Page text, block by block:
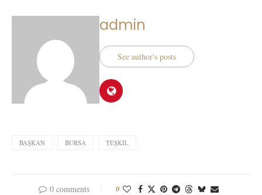
admin
See author's posts
BAŞKAN BURSA TEŞKIL
0 comments 0